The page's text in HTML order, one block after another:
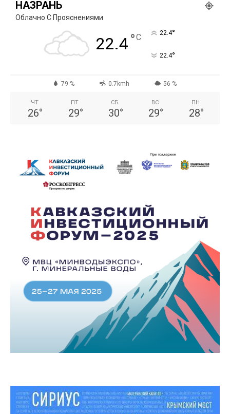
НАЗРАНЬ
Облачно С Прояснениями
22.4°C 22.4°
22.4°
79 % 0.7kmh 56 %
ЧТ
26°
ПТ
29°
СБ
30°
ВС
29°
ПН
28°